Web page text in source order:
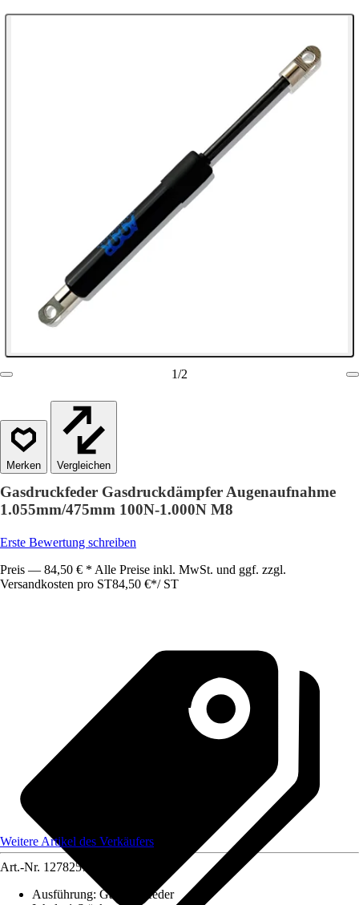
1/2
Vergleichen
Gasdruckfeder Gasdruckdämpfer Augenaufnahme
1.055mm/475mm 100N-1.000N M8
Erste Bewertung schreiben
Preis — 84,50 € * Alle Preise inkl. MwSt. und ggf. zzgl.
Versandkosten pro ST84,50 €*/ ST
Weitere Artikel des Verkäufers
Art.-Nr. 12782573
Ausführung: Gasdruckfeder